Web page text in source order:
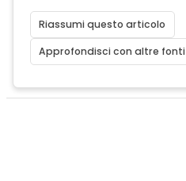
Riassumi questo articolo
Approfondisci con altre fonti